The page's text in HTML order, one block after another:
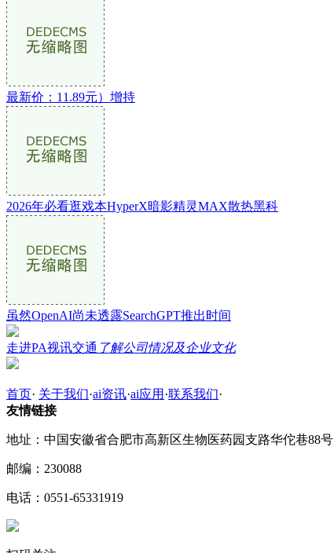
最新价：11.89元）增持
2026年必看逛戏本HyperX暗影精灵MAX散热黑科
虽然OpenAI尚未透露SearchGPT推出时间
走进PA视讯交通 了解公司情况及企业文化
首页· 关于我们·ai资讯·ai应用 ·联系我们·
友情链接
地址：中国安徽省合肥市高新区生物医药园支路华佗巷88号
邮编：230088
电话：0551-65331919